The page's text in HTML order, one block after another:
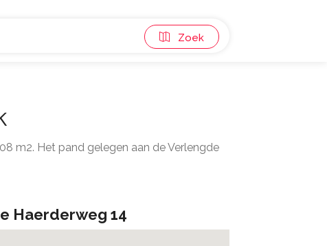
Zoek
m2. Het pand gelegen aan de Verlengde
Haerderweg 14